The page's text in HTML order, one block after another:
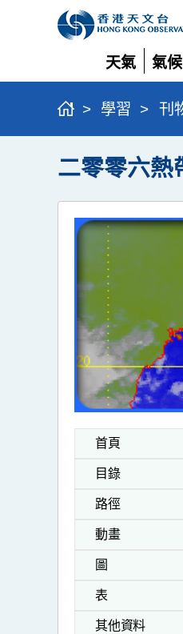
天氣
展
開
氣候
展
開
> 學習 > 刊
二零零六熱
首頁
目錄
路徑
動畫
圖
表
其他資料